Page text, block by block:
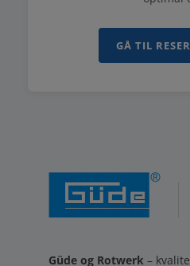
GÅ TIL
Güde og Rotwerk –